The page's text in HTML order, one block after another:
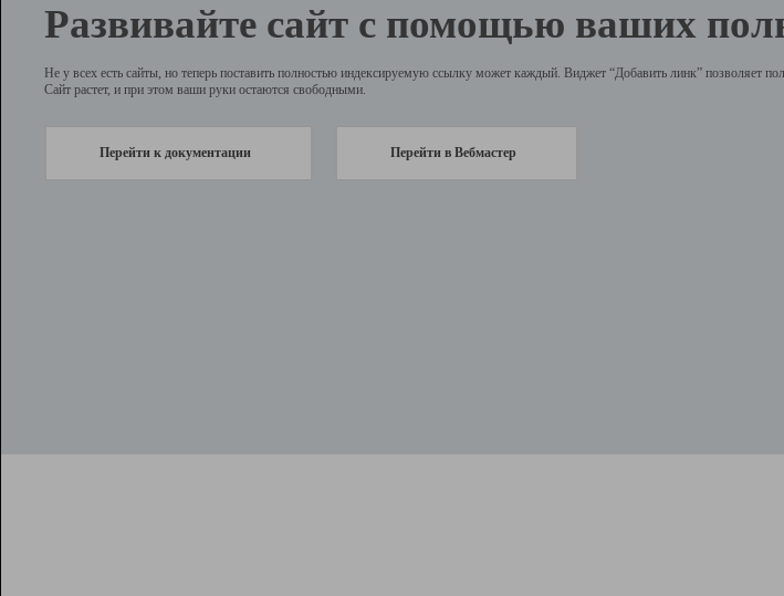
Развивайте сайт с помощью ваших
Не у всех есть сайты, но теперь поставить полностью индексируемую ссылку может каждый. Виджет “Добавить линк” позволяет
Сайт растет, и при этом ваши руки остаются свободными.
Перейти к документации Перейти в Вебмастер